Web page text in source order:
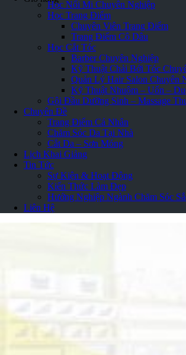
Học Nối Mi Chuyên Nghiệp
Học Trang Điểm
Chuyên Viên Trang Điểm
Trang Điểm Cô Dâu
Học Cắt Tóc
Barber Chuyên Nghiệp
Kỹ Thuật Chải Bới Tóc
Quản Lý Hair Salon Chuyên
Kỹ Thuật Nhuộm – Uốn –
Gội Đầu Dưỡng Sinh – Massage
Chuyên Đề
Trang Điểm Cá Nhân
Chăm Sóc Da Tại Nhà
Cắt Da – Sơn Móng
Lịch Khai Giảng
Tin Tức
Sự Kiện & Hoạt Động
Kiến Thức Làm Đẹp
Hướng Nghiệp Ngành Chăm Sóc
Liên Hệ